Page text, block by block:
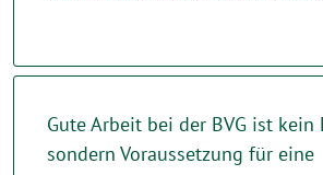
Gute Arbeit bei der BVG ist kein
sondern Voraussetzung für eine